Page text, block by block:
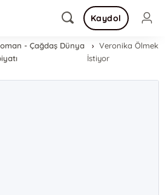
Kaydol
- Çağdaş Dünya
Veronika Ölmek
İstiyor